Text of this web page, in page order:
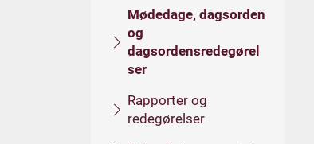
Mødedage, dagsorden
og
dagsordensredegørel
ser
Rapporter og
redegørelser